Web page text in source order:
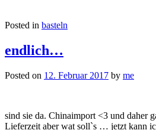
Posted in basteln
endlich…
Posted on 12. Februar 2017 by me
sind sie da. Chinaimport <3 und daher
Lieferzeit aber wat soll`s … jetzt kann